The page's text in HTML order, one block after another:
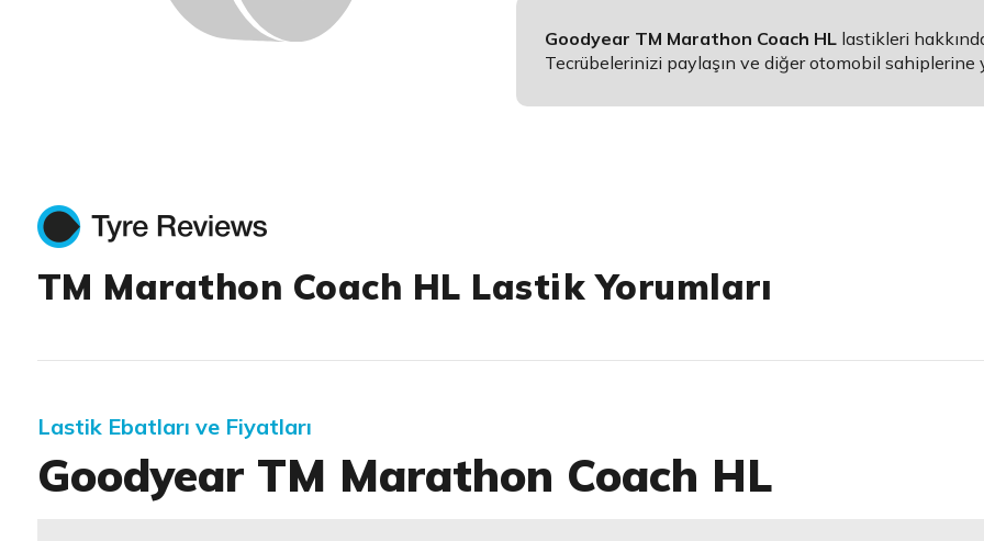
Goodyear TM Marathon Coach HL lastikleri
Tecrübelerinizi paylaşın ve diğer otomobil sahiplerine
TM Marathon Coach HL Lastik Yorumları
Lastik Ebatları ve Fiyatları
Goodyear TM Marathon Coach HL